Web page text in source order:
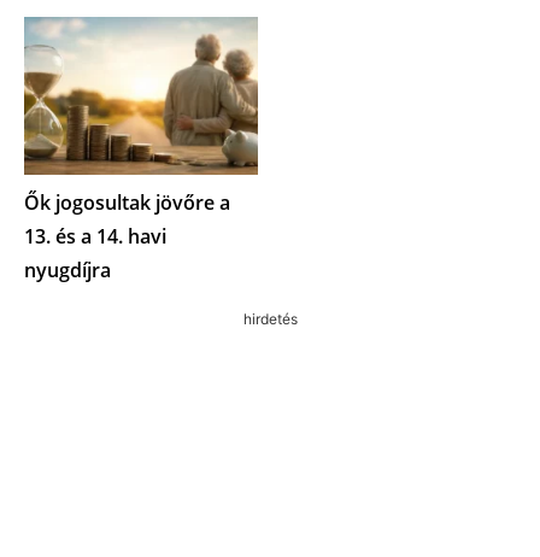
Ők jogosultak jövőre a
13. és a 14. havi
nyugdíjra
hirdetés